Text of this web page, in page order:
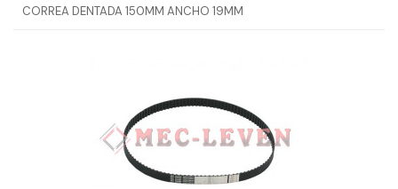
CORREA DENTADA 150MM ANCHO 19MM